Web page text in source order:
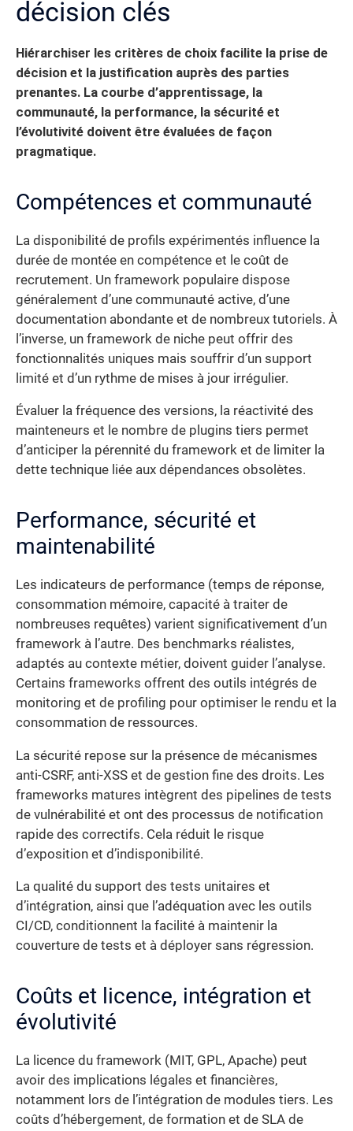
décision clés
Hiérarchiser les critères de choix facilite la prise de
décision et la justification auprès des parties
prenantes. La courbe d’apprentissage, la
communauté, la performance, la sécurité et
l’évolutivité doivent être évaluées de façon
pragmatique.
Compétences et communauté
La disponibilité de profils expérimentés influence la
durée de montée en compétence et le coût de
recrutement. Un framework populaire dispose
généralement d’une communauté active, d’une
documentation abondante et de nombreux tutoriels. À
l’inverse, un framework de niche peut offrir des
fonctionnalités uniques mais souffrir d’un support
limité et d’un rythme de mises à jour irrégulier.
Évaluer la fréquence des versions, la réactivité des
mainteneurs et le nombre de plugins tiers permet
d’anticiper la pérennité du framework et de limiter la
dette technique liée aux dépendances obsolètes.
Performance, sécurité et
maintenabilité
Les indicateurs de performance (temps de réponse,
consommation mémoire, capacité à traiter de
nombreuses requêtes) varient significativement d’un
framework à l’autre. Des benchmarks réalistes,
adaptés au contexte métier, doivent guider l’analyse.
Certains frameworks offrent des outils intégrés de
monitoring et de profiling pour optimiser le rendu et la
consommation de ressources.
La sécurité repose sur la présence de mécanismes
anti-CSRF, anti-XSS et de gestion fine des droits. Les
frameworks matures intègrent des pipelines de tests
de vulnérabilité et ont des processus de notification
rapide des correctifs. Cela réduit le risque
d’exposition et d’indisponibilité.
La qualité du support des tests unitaires et
d’intégration, ainsi que l’adéquation avec les outils
CI/CD, conditionnent la facilité à maintenir la
couverture de tests et à déployer sans régression.
Coûts et licence, intégration et
évolutivité
La licence du framework (MIT, GPL, Apache) peut
avoir des implications légales et financières,
notamment lors de l’intégration de modules tiers. Les
coûts d’hébergement, de formation et de SLA de